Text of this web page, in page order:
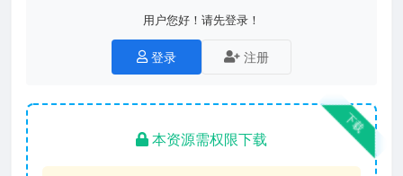
用户您好！请先登录！
登录 注册
下载
本资源需权限下载